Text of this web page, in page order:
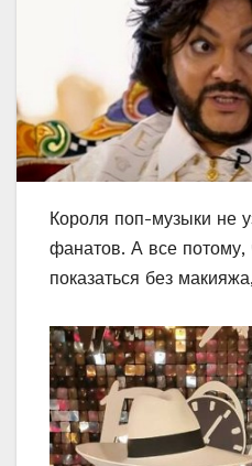
Короля поп-музыки не
фанатов. А все
показаться без